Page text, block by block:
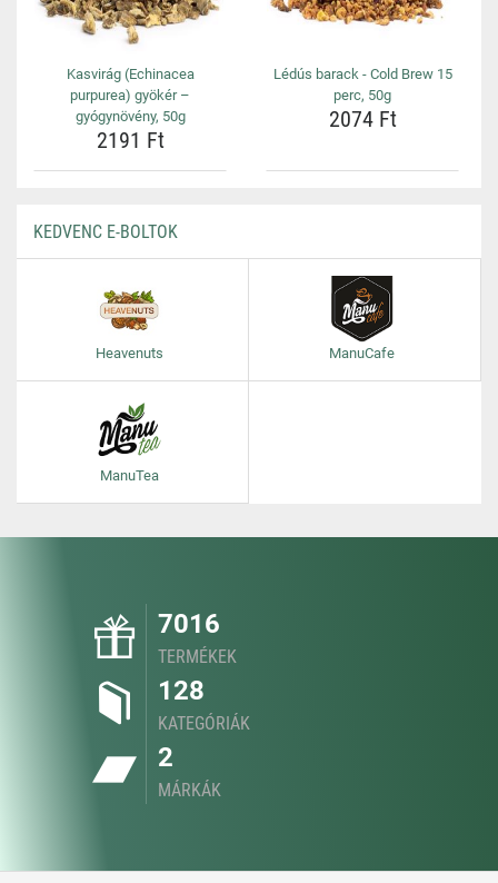
Kasvirág (Echinacea
purpurea) gyökér –
gyógynövény, 50g
2191 Ft
Lédús barack - Cold Brew 15
perc, 50g
2074 Ft
KEDVENC E-BOLTOK
Heavenuts ManuCafe
ManuTea
7016
TERMÉKEK
128
KATEGÓRIÁK
2
MÁRKÁK